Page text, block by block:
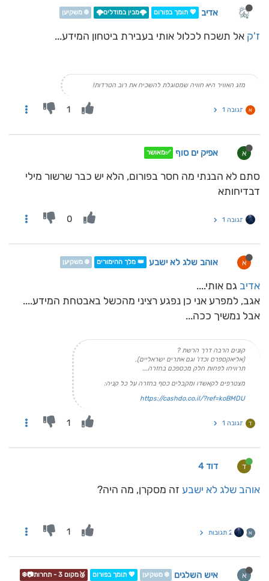
אדיב 💖 תומך בפורום 🌩️מבין במודלים🌩️ ❄️ משקיען
ז'ק אל תשכח לכלול אותי בעבירת ביטחון המידע...
מזג האוויר היא חוויה שמסוגלת להשכיח את רוב הטרדות!
א תגובה 1 1
א אפיק ים סוף ✅מאושר
סתם לא הבנתי מה חסר בפורום, הלא יש כבר שרשור מילי
דבדיחותא
תגובה 1 0
א אוהב שלג לא ישבע 👑 מלך ההימורים ❄️ משקיען
אדיב גם אותי....
אגב, למפרע אני כן נפגע רציני מהכשל באבטחת המידע....
אבל נמשיך ככה...
קונים הרבה דרך הרשת ?
(אליאקספרס וכדו' וגם אתרים ישראליים),
תרוויחו לפחות חלק מכספכם בחזרה...
מצטרפים לקאשדו ומקבלים כסף בחזרה על כל קניה:
https://cashdo.co.il/?ref=koBMDU
ד תגובה 1 1
ד דוד 4
אוהב שלג לא ישבע זה מסקרן, מה היה?
א 2 תגובות 1
א איש השלגים ❄️ משקיען 💖 תומך בפורום 🥉מקום 3 - תחרות📷❄️